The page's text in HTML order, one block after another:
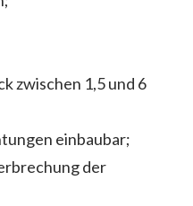
zwischen 1,5 und 6
einbaubar;
der